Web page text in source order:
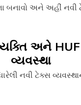
બનાવો અને અહીં
વ્યક્તિ અને
વ્યવસ્થા
નવી ટેક્સ